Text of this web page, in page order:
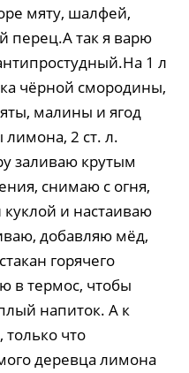
мяту, шалфей,
перец.А так я варю
1 л
чёрной смородины,
малины и ягод
2 ст. л.
заливаю крутым
снимаю с огня,
и настаиваю
добавляю мёд,
горячего
в термос, чтобы
напиток. А к
что
деревца лимона